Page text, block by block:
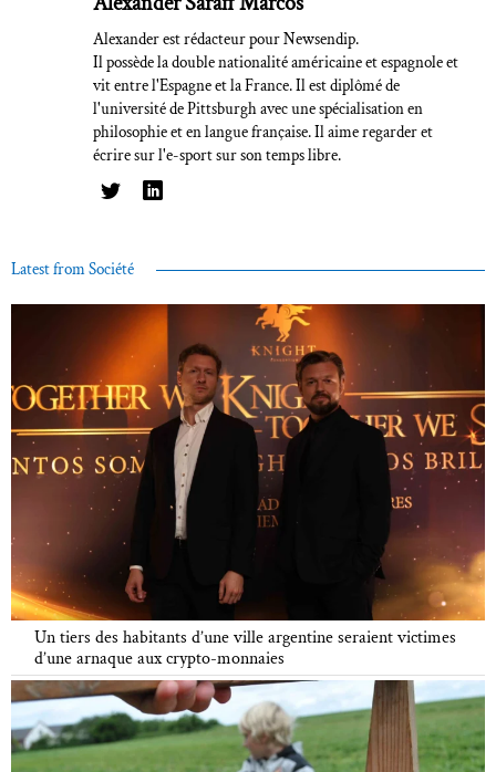
Alexander est rédacteur pour Newsendip.
Il possède la double nationalité américaine et espagnole et
vit entre l'Espagne et la France. Il est diplômé de
l'université de Pittsburgh avec une spécialisation en
philosophie et en langue française. Il aime regarder et
écrire sur l'e-sport sur son temps libre.
Latest from Société
Un tiers des habitants d’une ville argentine seraient victimes
d’une arnaque aux crypto-monnaies